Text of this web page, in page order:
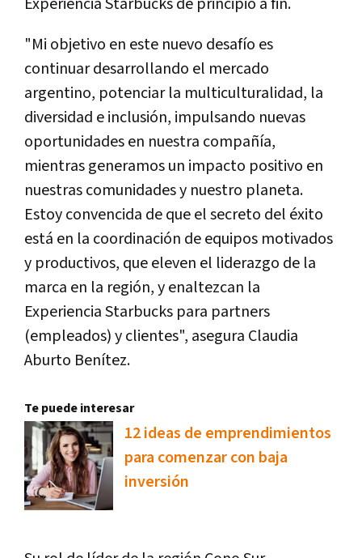
Experiencia Starbucks de principio a fin.
"Mi objetivo en este nuevo desafío es
continuar desarrollando el mercado
argentino, potenciar la multiculturalidad, la
diversidad e inclusión, impulsando nuevas
oportunidades en nuestra compañía,
mientras generamos un impacto positivo en
nuestras comunidades y nuestro planeta.
Estoy convencida de que el secreto del éxito
está en la coordinación de equipos motivados
y productivos, que eleven el liderazgo de la
marca en la región, y enaltezcan la
Experiencia Starbucks para partners
(empleados) y clientes", asegura Claudia
Aburto Benítez.
Te puede interesar
12 ideas de emprendimientos
para comenzar con baja
inversión